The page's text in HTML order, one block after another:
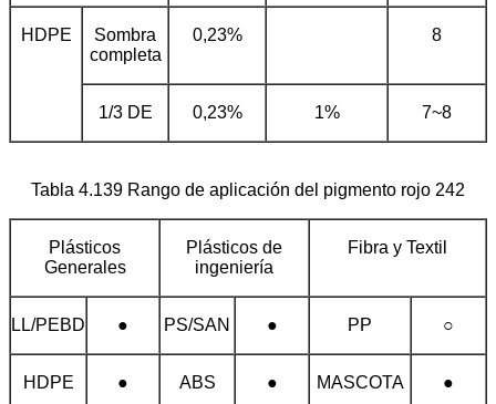
HDPE
Sombra
completa
0,23% 8
1/3 DE 0,23% 1% 7~8
Tabla 4.139 Rango de aplicación del pigmento rojo 242
Plásticos
Generales
Plásticos de
ingeniería
Fibra y Textil
LL/PEBD ● PS/SAN ● PP ○
HDPE ● ABS ● MASCOTA ●